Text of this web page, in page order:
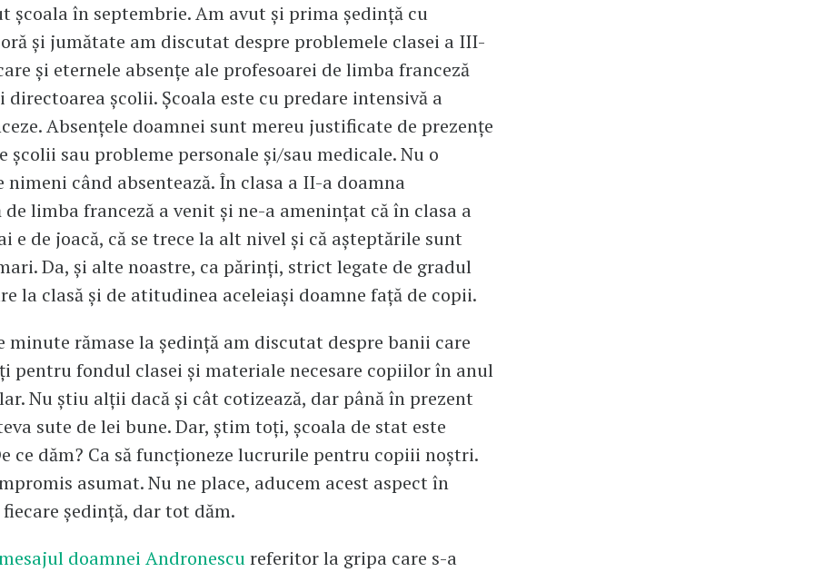
școala în septembrie. Am avut și prima ședință cu
și jumătate am discutat despre problemele clasei a III-
și eternele absențe ale profesoarei de limba franceză
directoarea școlii. Școala este cu predare intensivă a
Absențele doamnei sunt mereu justificate de prezențe
școlii sau probleme personale și/sau medicale. Nu o
nimeni când absentează. În clasa a II-a doamna
de limba franceză a venit și ne-a amenințat că în clasa a
e de joacă, că se trece la alt nivel și că așteptările sunt
Da, și alte noastre, ca părinți, strict legate de gradul
la clasă și de atitudinea aceleiași doamne față de copii.
minute rămase la ședință am discutat despre banii care
pentru fondul clasei și materiale necesare copiilor în anul
Nu știu alții dacă și cât cotizează, dar până în prezent
sute de lei bune. Dar, știm toți, școala de stat este
ce dăm? Ca să funcționeze lucrurile pentru copiii noștri.
asumat. Nu ne place, aducem acest aspect în
ședință, dar tot dăm.
doamnei Andronescureferitor la gripa care s-a